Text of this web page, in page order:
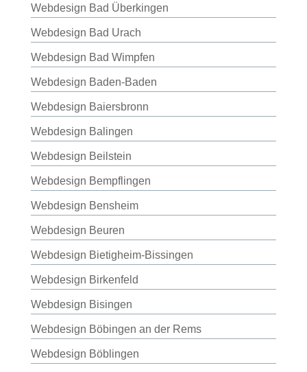
Webdesign Bad Überkingen
Webdesign Bad Urach
Webdesign Bad Wimpfen
Webdesign Baden-Baden
Webdesign Baiersbronn
Webdesign Balingen
Webdesign Beilstein
Webdesign Bempflingen
Webdesign Bensheim
Webdesign Beuren
Webdesign Bietigheim-Bissingen
Webdesign Birkenfeld
Webdesign Bisingen
Webdesign Böbingen an der Rems
Webdesign Böblingen